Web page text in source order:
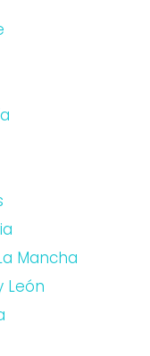
Mancha
León